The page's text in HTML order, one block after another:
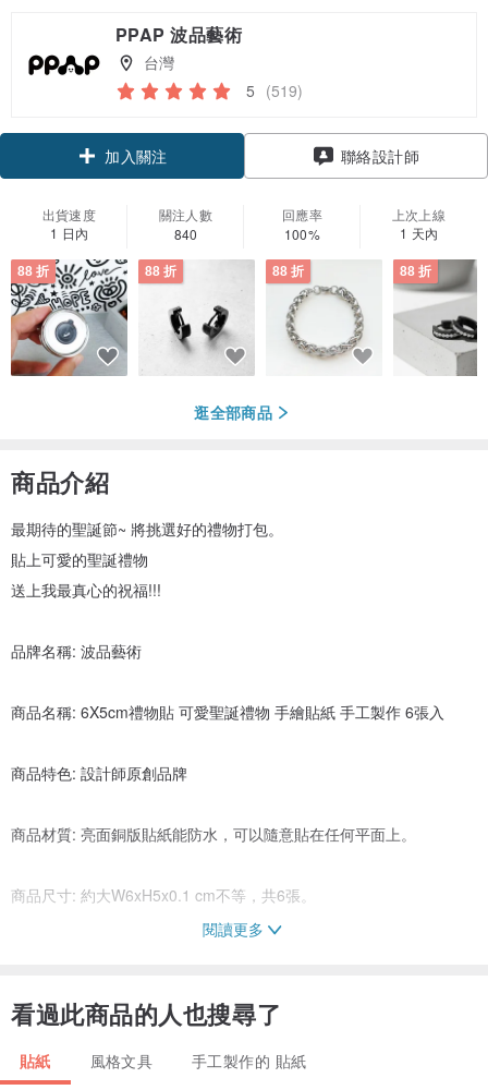
PPAP 波品藝術
台灣
5 (519)
加入關注
聯絡設計師
出貨速度
1 日內
關注人數
840
回應率
100%
上次上線
1 天內
88 折 88 折 88 折 88 折
逛全部商品
商品介紹
最期待的聖誕節~ 將挑選好的禮物打包。
貼上可愛的聖誕禮物
送上我最真心的祝福!!!
品牌名稱: 波品藝術
商品名稱: 6X5cm禮物貼 可愛聖誕禮物 手繪貼紙 手工製作 6張入
商品特色: 設計師原創品牌
商品材質: 亮面銅版貼紙能防水，可以隨意貼在任何平面上。
商品尺寸: 約大W6xH5x0.1 cm不等，共6張。
產地/製造方式
閱讀更多
看過此商品的人也搜尋了
貼紙 風格文具 手工製作的 貼紙